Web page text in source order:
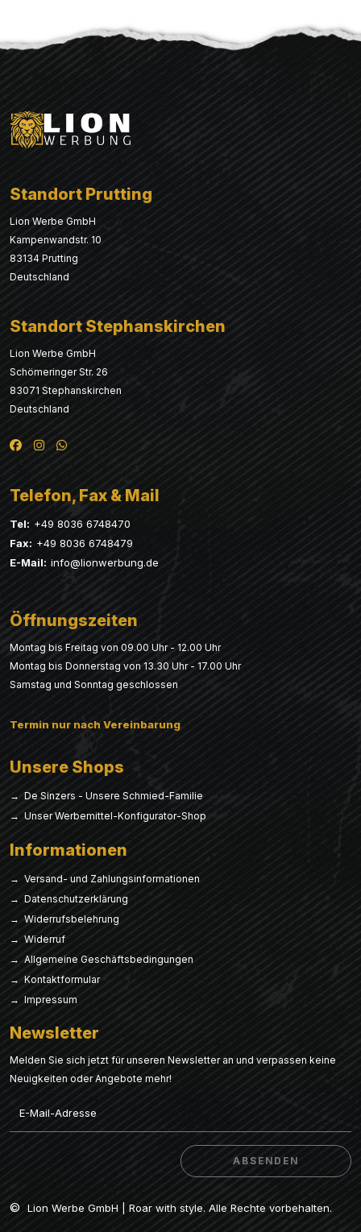
Standort Prutting
Lion Werbe GmbH
Kampenwandstr. 10
83134 Prutting
Deutschland
Standort Stephanskirchen
Lion Werbe GmbH
Schömeringer Str. 26
83071 Stephanskirchen
Deutschland
Telefon, Fax & Mail
Tel: +49 8036 6748470
Fax: +49 8036 6748479
E-Mail: info@lionwerbung.de
Öffnungszeiten
Montag bis Freitag von 09.00 Uhr - 12.00 Uhr
Montag bis Donnerstag von 13.30 Uhr - 17.00 Uhr
Samstag und Sonntag geschlossen
Termin nur nach Vereinbarung
Unsere Shops
→ De Sinzers - Unsere Schmied-Familie
→ Unser Werbemittel-Konfigurator-Shop
Informationen
→ Versand- und Zahlungsinformationen
→ Datenschutzerklärung
→ Widerrufsbelehrung
→ Widerruf
→ Allgemeine Geschäftsbedingungen
→ Kontaktformular
→ Impressum
Newsletter
Melden Sie sich jetzt für unseren Newsletter an und verpassen keine
Neuigkeiten oder Angebote mehr!
ABSENDEN
ABSENDEN
© Lion Werbe GmbH | Roar with style. Alle Rechte vorbehalten.